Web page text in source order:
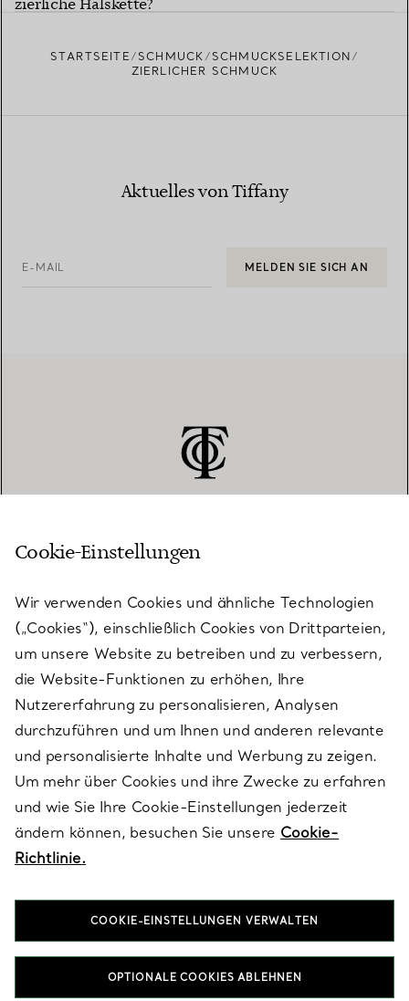
zierliche Halskette?
STARTSEITE SCHMUCK
SCHMUCKSELEKTION
ZIERLICHER SCHMUCK
Aktuelles von Tiffany
E-MAIL MELDEN SIE SICH AN
KUNDENSERVICE
SERVICES
ÜBER TIFFANY & CO.
RECHTLICHE HINWEISE
FOLGEN SIE UNS
Cookie-Einstellungen
Wir verwenden Cookies und ähnliche Technologien
(„Cookies“), einschließlich Cookies von Drittparteien,
um unsere Website zu betreiben und zu verbessern,
die Website-Funktionen zu erhöhen, Ihre
Nutzererfahrung zu personalisieren, Analysen
durchzuführen und um Ihnen und anderen relevante
und personalisierte Inhalte und Werbung zu zeigen.
Um mehr über Cookies und ihre Zwecke zu erfahren
und wie Sie Ihre Cookie-Einstellungen jederzeit
ändern können, besuchen Sie unsere Cookie-
Richtlinie.
COOKIE-EINSTELLUNGEN VERWALTEN
OPTIONALE COOKIES ABLEHNEN